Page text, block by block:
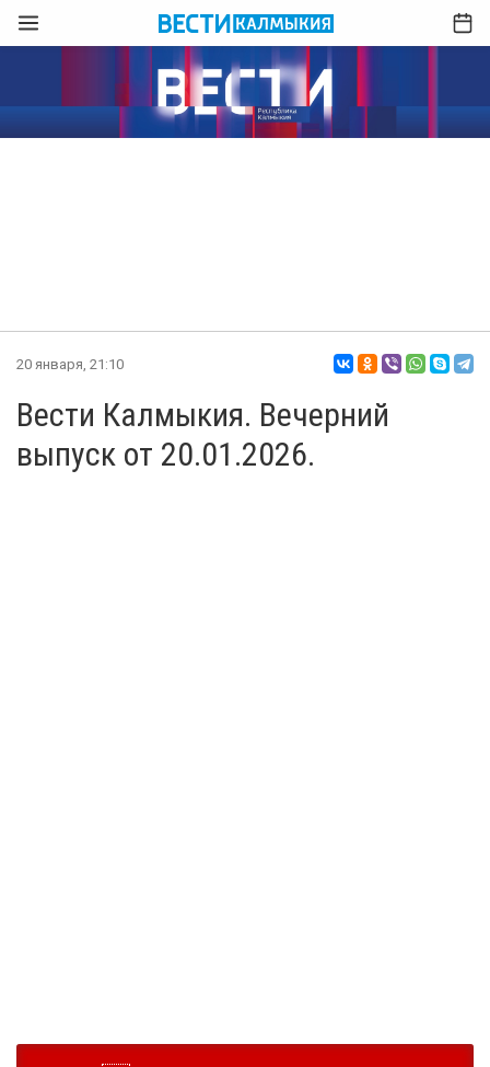
20 января, 21:10
Вести Калмыкия. Вечерний
выпуск от 20.01.2026.